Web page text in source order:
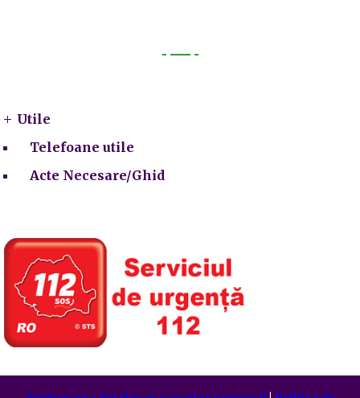
Utile
Telefoane utile
Acte Necesare/Ghid